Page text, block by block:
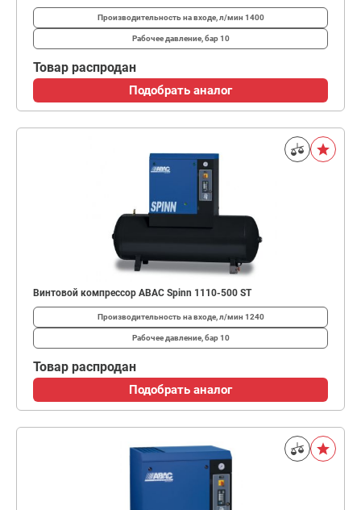
Производительность на входе, л/мин 1400
Рабочее давление, бар10
Товар распродан
Подобрать аналог
Винтовой компрессор ABAC Spinn 1110-500 ST
Производительность на входе, л/мин 1240
Рабочее давление, бар10
Товар распродан
Подобрать аналог